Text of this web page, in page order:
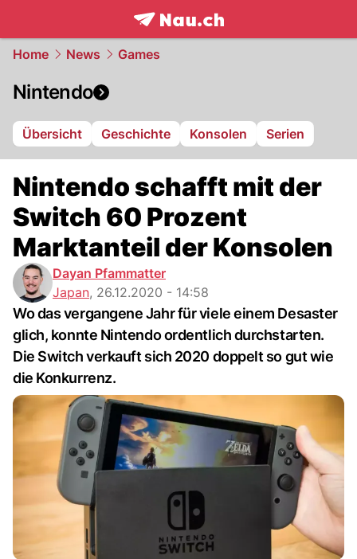
frontpage.NAU.ch
Home News Games
Nintendo
Übersicht Geschichte Konsolen Serien
Nintendo schafft mit der
Switch 60 Prozent
Marktanteil der Konsolen
Dayan Pfammatter
Japan, 26.12.2020 - 14:58
Wo das vergangene Jahr für viele einem Desaster
glich, konnte Nintendo ordentlich durchstarten.
Die Switch verkauft sich 2020 doppelt so gut wie
die Konkurrenz.